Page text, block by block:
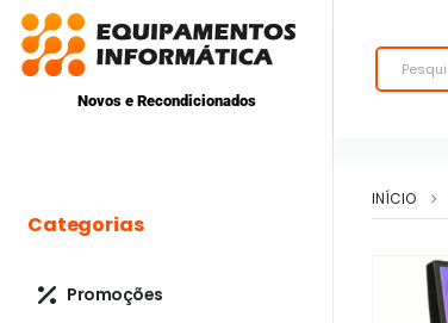
Novos e Recondicionados
INÍCIO
Categorias
Promoções